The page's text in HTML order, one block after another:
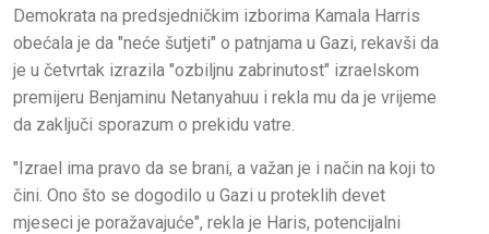
Demokrata na predsjedničkim izborima Kamala Harris
obećala je da "neće šutjeti" o patnjama u Gazi, rekavši da
je u četvrtak izrazila "ozbiljnu zabrinutost" izraelskom
premijeru Benjaminu Netanyahuu i rekla mu da je vrijeme
da zaključi sporazum o prekidu vatre.
"Izrael ima pravo da se brani, a važan je i način na koji to
čini. Ono što se dogodilo u Gazi u proteklih devet
mjeseci je poražavajuće", rekla je Haris, potencijalni